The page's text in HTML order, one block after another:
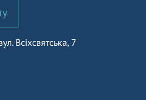
Всіхсвятська, 7